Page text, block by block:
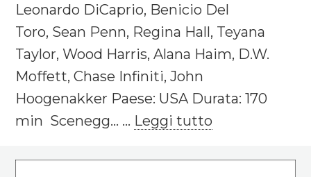
Leonardo DiCaprio, Benicio Del
Toro, Sean Penn, Regina Hall, Teyana
Taylor, Wood Harris, Alana Haim, D.W.
Moffett, Chase Infiniti, John
Hoogenakker Paese: USA Durata: 170
min Scenegg... ... Leggi tutto